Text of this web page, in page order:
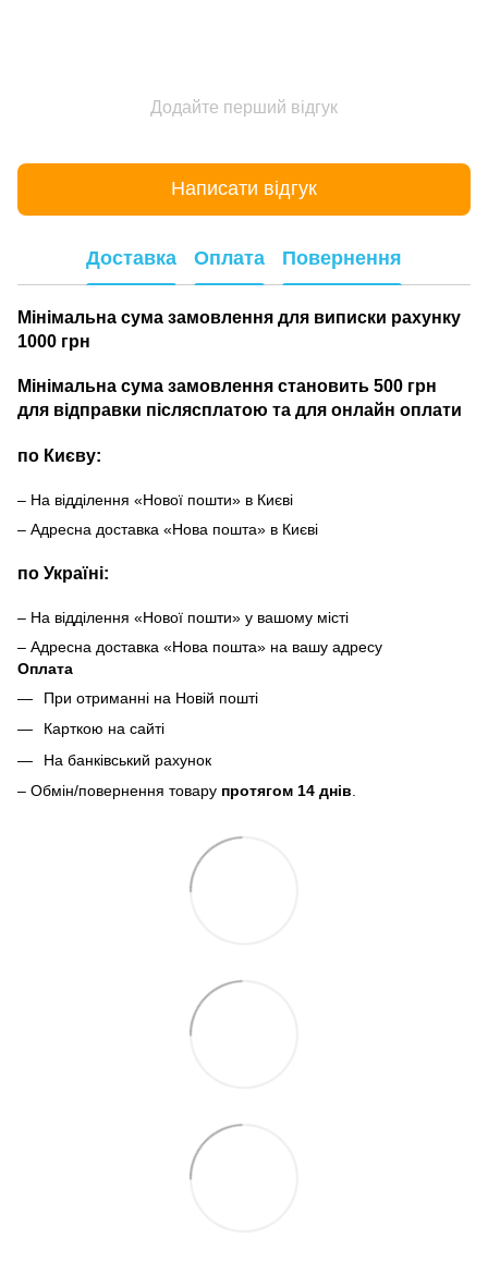
Додайте перший відгук
Написати відгук
Доставка Оплата Повернення
Мінімальна сума замовлення для виписки рахунку
1000 грн
Мінімальна сума замовлення становить 500 грн
для відправки післясплатою та для онлайн оплати
по Києву:
– На відділення «Нової пошти» в Києві
– Адресна доставка «Нова пошта» в Києві
по Україні:
– На відділення «Нової пошти» у вашому місті
– Адресна доставка «Нова пошта» на вашу адресу
Оплата
При отриманні на Новій пошті
Карткою на сайті
На банківський рахунок
– Обмін/повернення товару протягом 14 днів